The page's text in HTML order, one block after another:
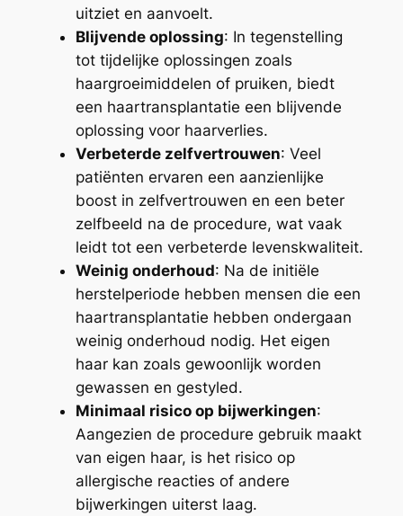
uitziet en aanvoelt.
Blijvende oplossing: In tegenstelling
tot tijdelijke oplossingen zoals
haargroeimiddelen of pruiken, biedt
een haartransplantatie een blijvende
oplossing voor haarverlies.
Verbeterde zelfvertrouwen: Veel
patiënten ervaren een aanzienlijke
boost in zelfvertrouwen en een beter
zelfbeeld na de procedure, wat vaak
leidt tot een verbeterde levenskwaliteit.
Weinig onderhoud: Na de initiële
herstelperiode hebben mensen die een
haartransplantatie hebben ondergaan
weinig onderhoud nodig. Het eigen
haar kan zoals gewoonlijk worden
gewassen en gestyled.
Minimaal risico op bijwerkingen:
Aangezien de procedure gebruik maakt
van eigen haar, is het risico op
allergische reacties of andere
bijwerkingen uiterst laag.